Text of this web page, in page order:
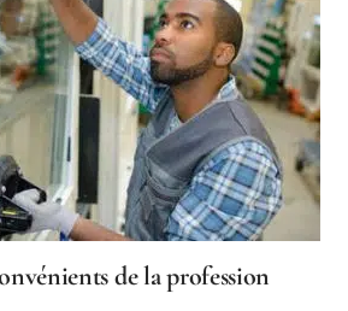
de la profession